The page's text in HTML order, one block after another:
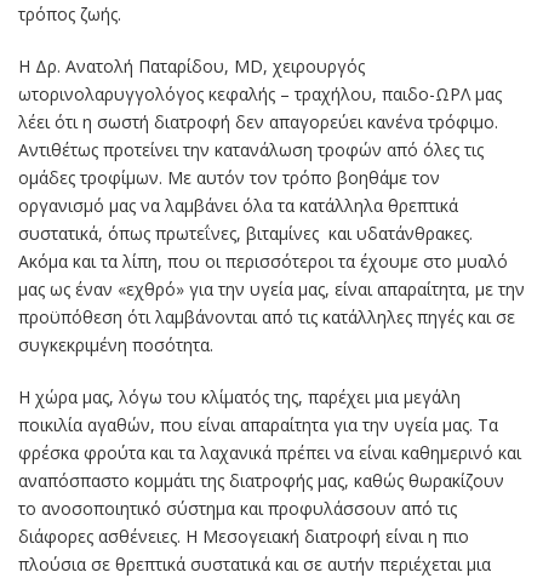
τρόπος ζωής.
Η Δρ. Ανατολή Παταρίδου, MD, χειρουργός
ωτορινολαρυγγολόγος κεφαλής – τραχήλου, παιδο-ΩΡΛ μας
λέει ότι η σωστή διατροφή δεν απαγορεύει κανένα τρόφιμο.
Αντιθέτως προτείνει την κατανάλωση τροφών από όλες τις
ομάδες τροφίμων. Με αυτόν τον τρόπο βοηθάμε τον
οργανισμό μας να λαμβάνει όλα τα κατάλληλα θρεπτικά
συστατικά, όπως πρωτεΐνες, βιταμίνες και υδατάνθρακες.
Ακόμα και τα λίπη, που οι περισσότεροι τα έχουμε στο μυαλό
μας ως έναν «εχθρό» για την υγεία μας, είναι απαραίτητα, με την
προϋπόθεση ότι λαμβάνονται από τις κατάλληλες πηγές και σε
συγκεκριμένη ποσότητα.
Η χώρα μας, λόγω του κλίματός της, παρέχει μια μεγάλη
ποικιλία αγαθών, που είναι απαραίτητα για την υγεία μας. Τα
φρέσκα φρούτα και τα λαχανικά πρέπει να είναι καθημερινό και
αναπόσπαστο κομμάτι της διατροφής μας, καθώς θωρακίζουν
το ανοσοποιητικό σύστημα και προφυλάσσουν από τις
διάφορες ασθένειες. Η Μεσογειακή διατροφή είναι η πιο
πλούσια σε θρεπτικά συστατικά και σε αυτήν περιέχεται μια